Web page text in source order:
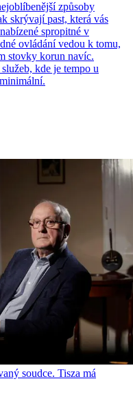
způsoby
skrývají past, která vás
spropitné v
ovládání vedou k tomu,
stovky korun navíc.
kde je tempo u
soudce. Tisza má